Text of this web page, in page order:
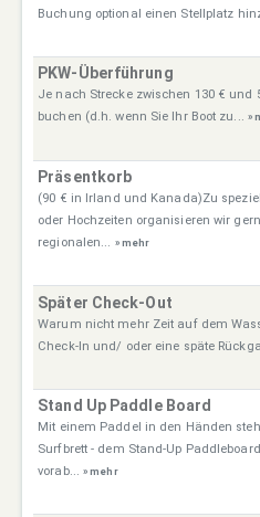
Buchung optional einen Stellplatz
PKW-Überführung
Je nach Strecke zwischen 130 € und
buchen (d.h. wenn Sie Ihr Boot zu... »
Präsentkorb
(90 € in Irland und Kanada)Zu
oder Hochzeiten organisieren wir
regionalen... » mehr
Später Check-Out
Warum nicht mehr Zeit auf dem
Check-In und/ oder eine späte
Stand Up Paddle Board
Mit einem Paddel in den Händen
Surfbrett - dem Stand-Up
vorab...» mehr